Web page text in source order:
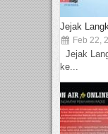
Jejak
Feb 22,
Jejak
ke...